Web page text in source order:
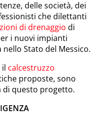
delle società, dei
che dilettanti
di drenaggio di
i nuovi impianti
Stato del Messico.
calcestruzzo
proposte, sono
di questo progetto.